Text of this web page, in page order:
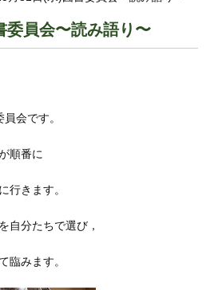
委員会〜読み語り〜
会です。
順番に
行きます。
自分たちで選び，
臨みます。